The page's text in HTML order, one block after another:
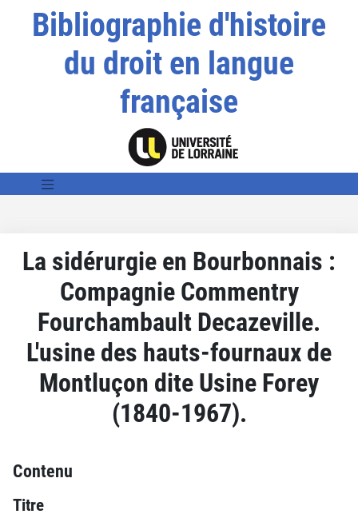
Bibliographie d'histoire
du droit en langue
française
La sidérurgie en Bourbonnais :
Compagnie Commentry
Fourchambault Decazeville.
L'usine des hauts-fournaux de
Montluçon dite Usine Forey
(1840-1967).
Contenu
Titre